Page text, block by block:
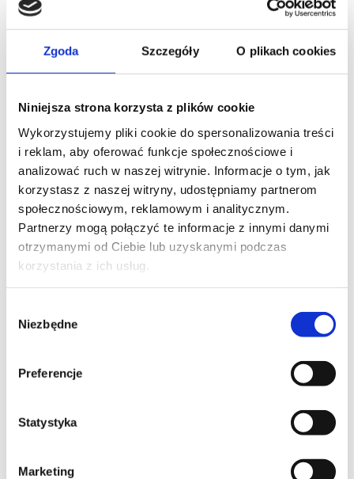
Zgoda Szczegóły O plikach cookies
Niniejsza strona korzysta z plików cookie
Wykorzystujemy pliki cookie do spersonalizowania treści
i reklam, aby oferować funkcje społecznościowe i
analizować ruch w naszej witrynie. Informacje o tym, jak
korzystasz z naszej witryny, udostępniamy partnerom
społecznościowym, reklamowym i analitycznym.
Partnerzy mogą połączyć te informacje z innymi danymi
otrzymanymi od Ciebie lub uzyskanymi podczas
korzystania z ich usług.
zgody
Niezbędne
Preferencje
Statystyka
Marketing
Wybierz badania, które chcesz odebrać
Wybierz datę badania
Forma wyników badań
Dodaj kolejne badania do odbioru
Wybierz formę dostarczenia dokumentacji